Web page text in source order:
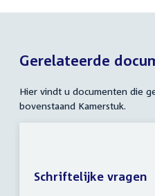
Gerelateerde
Hier vindt u documenten die
bovenstaand Kamerstuk.
Schriftelijke vragen